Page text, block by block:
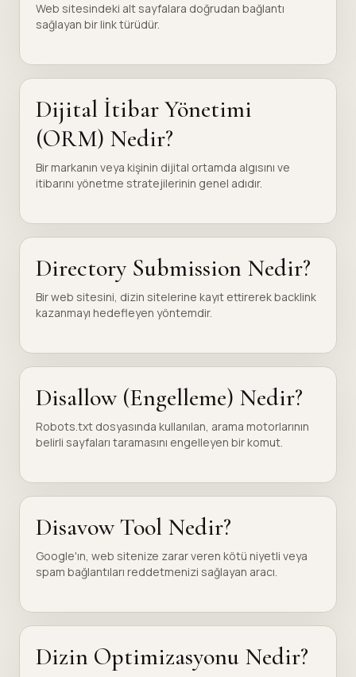
Web sitesindeki alt sayfalara doğrudan bağlantı
sağlayan bir link türüdür.
Dijital İtibar Yönetimi
(ORM) Nedir?
Bir markanın veya kişinin dijital ortamda algısını ve
itibarını yönetme stratejilerinin genel adıdır.
Directory Submission Nedir?
Bir web sitesini, dizin sitelerine kayıt ettirerek backlink
kazanmayı hedefleyen yöntemdir.
Disallow (Engelleme) Nedir?
Robots.txt dosyasında kullanılan, arama motorlarının
belirli sayfaları taramasını engelleyen bir komut.
Disavow Tool Nedir?
Google'ın, web sitenize zarar veren kötü niyetli veya
spam bağlantıları reddetmenizi sağlayan aracı.
Dizin Optimizasyonu Nedir?